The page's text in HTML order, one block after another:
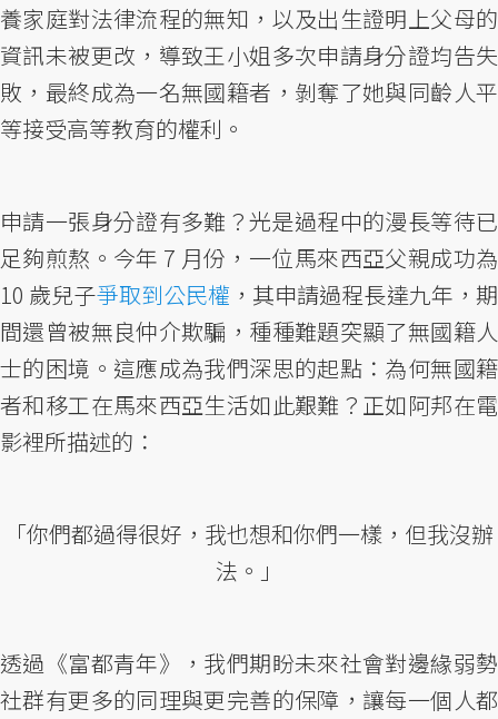
養家庭對法律流程的無知，以及出生證明上父母的
資訊未被更改，導致王小姐多次申請身分證均告失
敗，最終成為一名無國籍者，剝奪了她與同齡人平
等接受高等教育的權利。
申請一張身分證有多難？光是過程中的漫長等待已
足夠煎熬。今年 7 月份，一位馬來西亞父親成功為
10 歲兒子爭取到公民權 ，其申請過程長達九年，期
間還曾被無良仲介欺騙，種種難題突顯了無國籍人
士的困境。這應成為我們深思的起點：為何無國籍
者和移工在馬來西亞生活如此艱難？正如阿邦在電
影裡所描述的：
「你們都過得很好，我也想和你們一樣，但我沒辦
法。」
透過《富都青年》，我們期盼未來社會對邊緣弱勢
社群有更多的同理與更完善的保障，讓每一個人都